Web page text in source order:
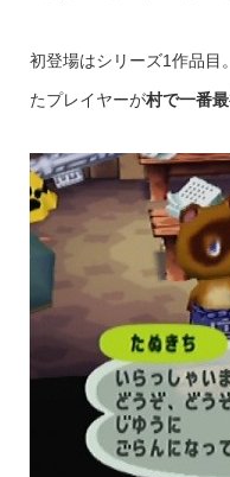
初登場はシリーズ1作品目
たプレイヤーが村で一番